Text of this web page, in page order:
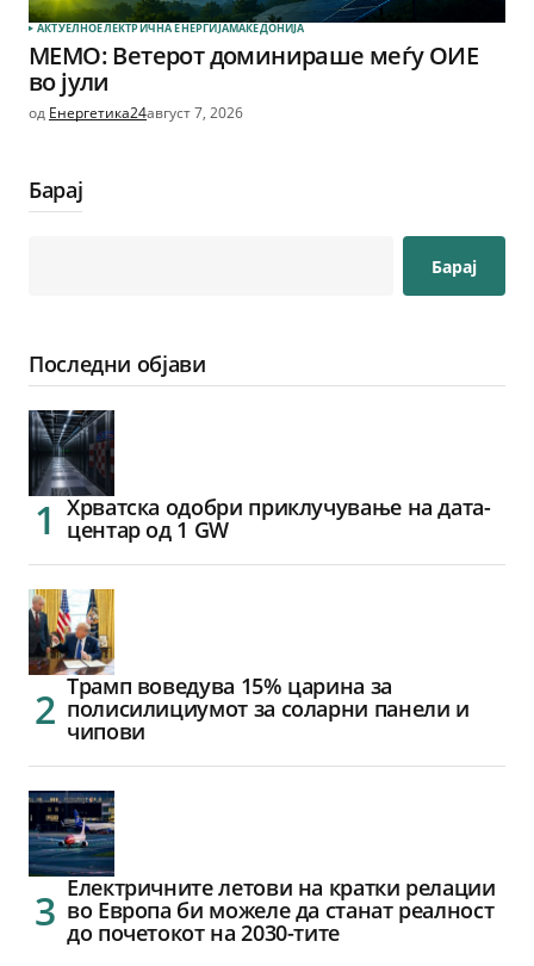
АКТУЕЛНОЕЛЕКТРИЧНА ЕНЕРГИЈАМАКЕДОНИЈА
МЕМО: Ветерот доминираше меѓу ОИЕ
во јули
од Енергетика24август 7, 2026
Барај
Барај
Последни објави
Хрватска одобри приклучување на дата-
центар од 1 GW
Трамп воведува 15% царина за
полисилициумот за соларни панели и
чипови
Електричните летови на кратки релации
во Европа би можеле да станат реалност
до почетокот на 2030-тите